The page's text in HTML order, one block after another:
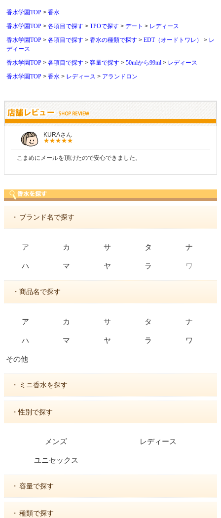
香水学園TOP
香水
香水学園TOP
各項目で探す TPOで探す デート
レディース
香水学園TOP
各項目で探す 香水の種類で探す EDT（オードトワレ）
レ
ディース
香水学園TOP
各項目で探す 容量で探す 50mlから99ml
レディース
香水学園TOP
香水 レディース アランドロン
商品が早く届いたのでよかったです。また利用させてもら
・ ブランド名で探す
ア カ サ タ ナ
ハ マ ヤ ラ ワ
・商品名で探す
ア カ サ タ ナ
ハ マ ヤ ラ ワ
その他
・ ミニ香水を探す
・性別で探す
メンズ レディース
ユニセックス
・ 容量で探す
・ 種類で探す